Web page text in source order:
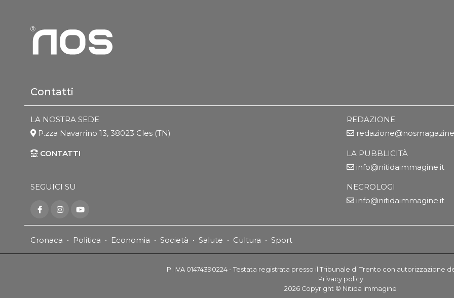
Contatti
LA NOSTRA SEDE
P.zza Navarrino 13, 38023 Cles (TN)
CONTATTI
SEGUICI SU
REDAZIONE
LA PUBBLICITÀ
info@nitidaimmagine.it
NECROLOGI
info@nitidaimmagine.it
Cronaca • Politica • Economia • Società • Salute • Cultura • Sport
P. IVA 01474390224 - Testata registrata presso il Tribunale di Trento con autorizzazione
Privacy policy
2026 Copyright © Nitida Immagine